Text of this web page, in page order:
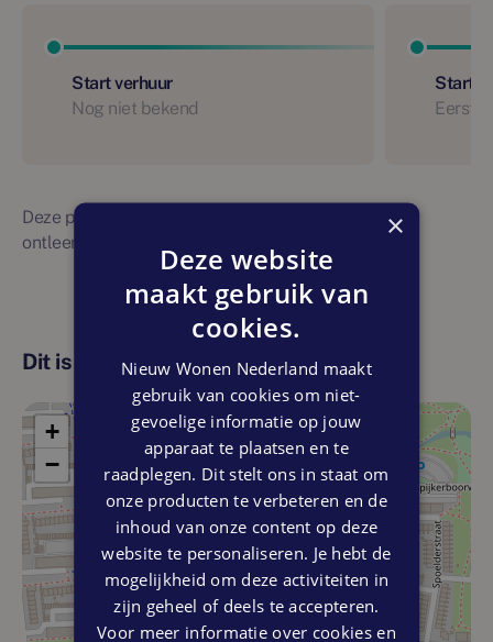
Start verhuur
Nog niet bekend
Start
Eerste
Deze planning is indicatief. Er kunnen geen rechten
ontleend worden aan bovenstaande planning
Dit is de locatie
+
−
×
Deze website
maakt gebruik van
cookies.
Nieuw Wonen Nederland maakt
gebruik van cookies om niet-
gevoelige informatie op jouw
apparaat te plaatsen en te
raadplegen. Dit stelt ons in staat om
onze producten te verbeteren en de
inhoud van onze content op deze
website te personaliseren. Je hebt de
mogelijkheid om deze activiteiten in
zijn geheel of deels te accepteren.
Voor meer informatie over cookies en